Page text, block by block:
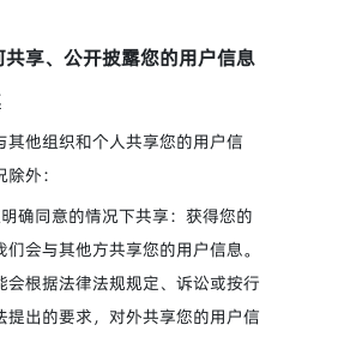
享、公开披露您的用户信息
其他组织和个人共享您的用户信
外：
确同意的情况下共享：获得您的
会与其他方共享您的用户信息。
会根据法律法规规定、诉讼或按行
提出的要求，对外共享您的用户信